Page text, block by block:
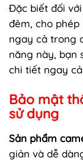
Đặc biết đối với
đêm, cho
ngay cả trong
năng này, bạn
chi tiết ngay
Bảo mật
sử dụng
Sản phẩm
giản và dễ